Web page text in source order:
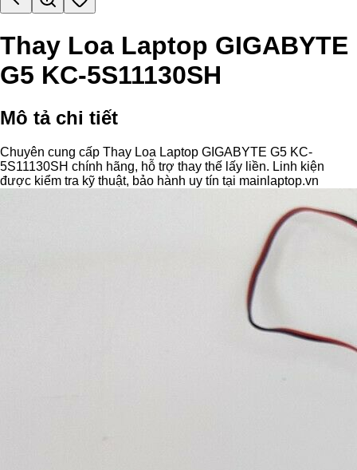
Thay Loa Laptop GIGABYTE
G5 KC-5S11130SH
Mô tả chi tiết
Chuyên cung cấp Thay Loa Laptop GIGABYTE G5 KC-
5S11130SH chính hãng, hỗ trợ thay thế lấy liền. Linh kiện
được kiểm tra kỹ thuật, bảo hành uy tín tại mainlaptop.vn